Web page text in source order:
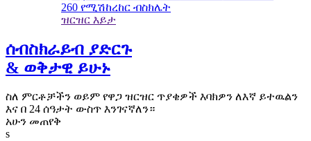
ዝርዝር እይታ
ሰብስክራይብ ያድርጉ
& ወቅታዊ ይሁኑ
ስለ ምርቶቻችን ወይም የዋጋ ዝርዝር ጥያቄዎች እባክዎን ለእኛ ይተዉልን
እና በ 24 ሰዓታት ውስጥ እንገናኛለን።
አሁን መጠየቅ
s